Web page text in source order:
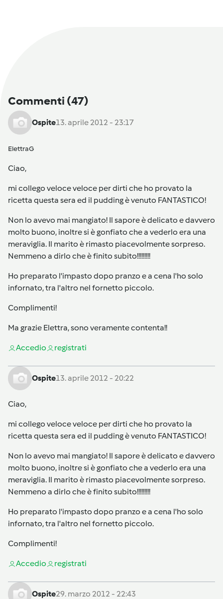
Commenti (47)
Ospite13. aprile 2012 - 23:17
ElettraG
Ciao,
mi collego veloce veloce per dirti che ho provato la
ricetta questa sera ed il pudding è venuto FANTASTICO!
Non lo avevo mai mangiato! Il sapore è delicato e davvero
molto buono, inoltre si è gonfiato che a vederlo era una
meraviglia. Il marito è rimasto piacevolmente sorpreso.
Nemmeno a dirlo che è finito subito!!!!!!!!!
Ho preparato l'impasto dopo pranzo e a cena l'ho solo
infornato, tra l'altro nel fornetto piccolo.
Complimenti!
Ma grazie Elettra, sono veramente contenta!!
Accedio registrati
Ospite13. aprile 2012 - 20:22
Ciao,
mi collego veloce veloce per dirti che ho provato la
ricetta questa sera ed il pudding è venuto FANTASTICO!
Non lo avevo mai mangiato! Il sapore è delicato e davvero
molto buono, inoltre si è gonfiato che a vederlo era una
meraviglia. Il marito è rimasto piacevolmente sorpreso.
Nemmeno a dirlo che è finito subito!!!!!!!!!
Ho preparato l'impasto dopo pranzo e a cena l'ho solo
infornato, tra l'altro nel fornetto piccolo.
Complimenti!
Accedio registrati
Ospite29. marzo 2012 - 22:43